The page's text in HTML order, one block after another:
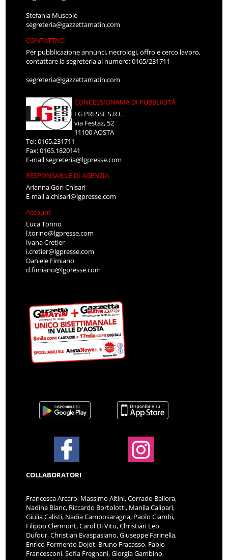
Stefania Muscolo
segreteria@gazzettamatin.com
CONTATTACI
Per pubblicazione annunci, necrologi, offro e cerco lavoro,
contattare la segreteria al numero: 0165/231711
segreteria@gazzettamatin.com
CONCESSIONARIA DI PUBBLICITÀ
LG PRESSE S.R.L.
via Festaz, 52
11100 AOSTA
Tel: 0165.231711
Fax: 0165.1820141
E-mailsegreteria@lgpresse.com
RESPONSABILE DI AGENZIA
Arianna Gori Chisari
E-maila.chisari@lgpresse.com
Account
Luca Torino
l.torino@lgpresse.com
Ivana Cretier
i.cretier@lgpresse.com
Daniele Fimiano
d.fimiano@lgpresse.com
COLLABORATORI
Francesca Arcaro, Massimo Altini, Corrado Bellora,
Nadine Blanc, Riccardo Bortolotti, Manila Calipari,
Giulia Calisti, Nadia Camposaragna, Paolo Ciambi,
Filippo Clermont, Carol Di Vito, Christian Leo
Dufour, Christian Evaspasiano, Giuseppe Farinella,
Enrico Formento Dojot, Bruno Fracasso, Fabio
Francesconi, Sofia Fregnani, Giorgia Gambino,